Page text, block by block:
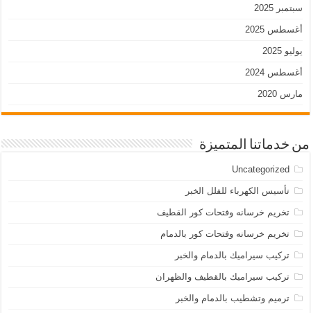
سبتمبر 2025
أغسطس 2025
يوليو 2025
أغسطس 2024
مارس 2020
من خدماتنا المتميزة
Uncategorized
تأسيس الكهرباء للفلل الخبر
تخريم خرسانه وفتحات كور القطيف
تخريم خرسانه وفتحات كور بالدمام
تركيب سيراميك بالدمام والخبر
تركيب سيراميك بالقطيف والظهران
ترميم وتشطيب بالدمام والخبر